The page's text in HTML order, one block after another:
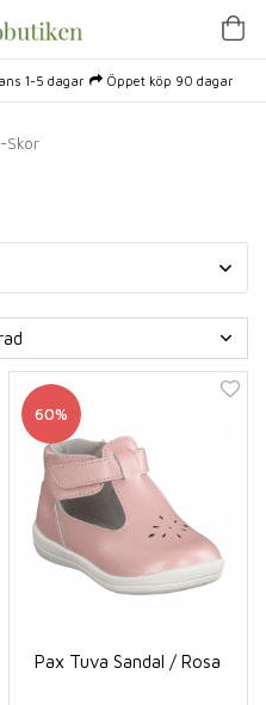
1-5 dagar Öppet köp 90 dagar
Skor
60%
Pax Tuva Sandal / Rosa